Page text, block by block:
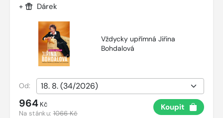
+ Dárek
Vždycky upřímná Jiřina
Bohdalová
Od:
964 Kč
Na stánku:1066 Kč
Koupit